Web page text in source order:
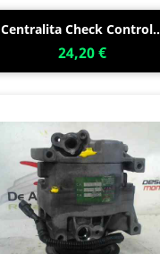
Centralita Check
24,20 €